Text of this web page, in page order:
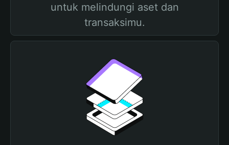
untuk melindungi aset dan
transaksimu.